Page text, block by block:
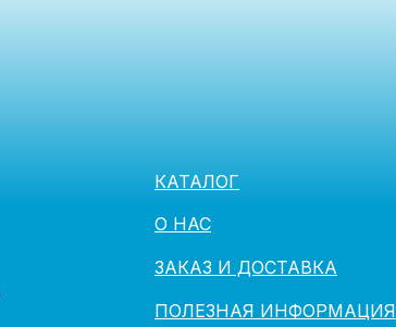
ПОЛЕЗНАЯ ИНФОРМАЦИЯ
ЗАКАЗ И ДОСТАВКА
О НАС
КАТАЛОГ